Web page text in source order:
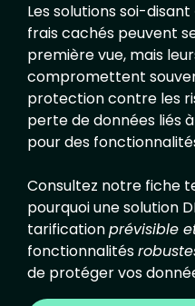
Les solutions soi-
frais cachés peuvent
première vue, mais
compromettent
protection contre les
perte de données liés
pour des
Consultez notre fiche
pourquoi une solution
tarificationprévisible
fonctionnalités
de protéger vos